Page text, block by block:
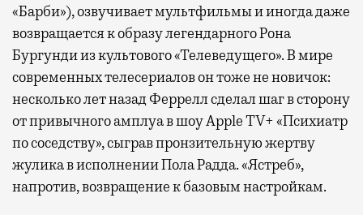
«Барби»), озвучивает мультфильмы и иногда даже
возвращается к образу легендарного Рона
Бургунди из культового «Телеведущего». В мире
современных телесериалов он тоже не новичок:
несколько лет назад Феррелл сделал шаг в сторону
от привычного амплуа в шоу Apple TV+ «Психиатр
по соседству», сыграв пронзительную жертву
жулика в исполнении Пола Радда. «Ястреб»,
напротив, возвращение к базовым настройкам.